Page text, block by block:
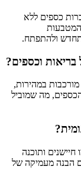
כספים ללא
המטבעות
ולהתפתח.
וכספים?
מורכבות במהירות,
מה שמוביל
חיישנים ותוכנה
הבנה מעמיקה של